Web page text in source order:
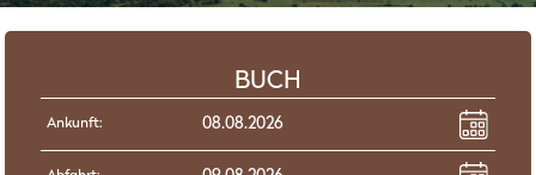
BUCH
Ankunft: